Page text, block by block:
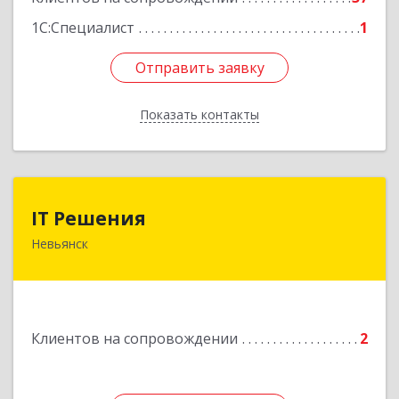
1С:Специалист
1
Отправить заявку
Показать контакты
Отправить заявку
Назад
IT Решения
Невьянск
Клиентов на сопровождении 2